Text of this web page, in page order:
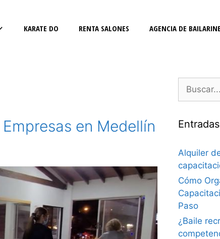
KARATE DO RENTA SALONES AGENCIA DE
en Medellín
Buscar:
Alquiler
Cómo
Paso
¿Baile